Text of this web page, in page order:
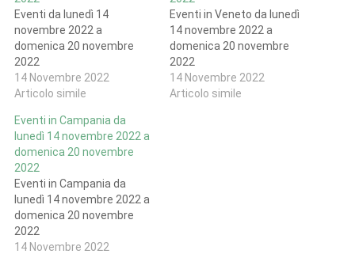
Eventi da lunedì 14
novembre 2022 a
domenica 20 novembre
2022
14 Novembre 2022
Articolo simile
Eventi in Veneto da lunedì
14 novembre 2022 a
domenica 20 novembre
2022
14 Novembre 2022
Articolo simile
Eventi in Campania da
lunedì 14 novembre 2022 a
domenica 20 novembre
2022
Eventi in Campania da
lunedì 14 novembre 2022 a
domenica 20 novembre
2022
14 Novembre 2022